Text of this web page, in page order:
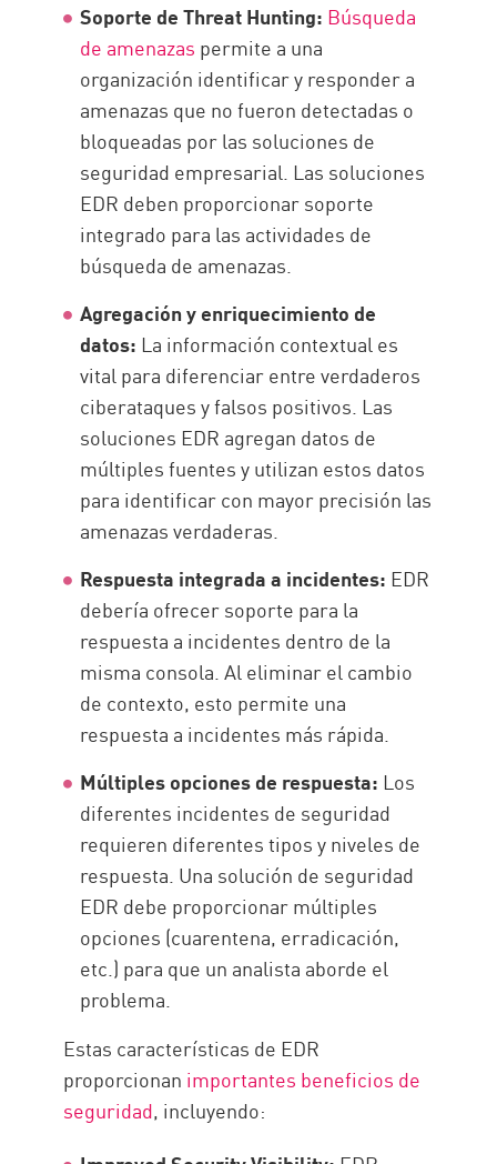
Soporte de Threat Hunting: Búsqueda
de amenazas permite a una
organización identificar y responder a
amenazas que no fueron detectadas o
bloqueadas por las soluciones de
seguridad empresarial. Las soluciones
EDR deben proporcionar soporte
integrado para las actividades de
búsqueda de amenazas.
Agregación y enriquecimiento de
datos: La información contextual es
vital para diferenciar entre verdaderos
ciberataques y falsos positivos. Las
soluciones EDR agregan datos de
múltiples fuentes y utilizan estos datos
para identificar con mayor precisión las
amenazas verdaderas.
Respuesta integrada a incidentes: EDR
debería ofrecer soporte para la
respuesta a incidentes dentro de la
misma consola. Al eliminar el cambio
de contexto, esto permite una
respuesta a incidentes más rápida.
Múltiples opciones de respuesta: Los
diferentes incidentes de seguridad
requieren diferentes tipos y niveles de
respuesta. Una solución de seguridad
EDR debe proporcionar múltiples
opciones (cuarentena, erradicación,
etc.) para que un analista aborde el
problema.
Estas características de EDR
proporcionan importantes beneficios de
seguridad, incluyendo: